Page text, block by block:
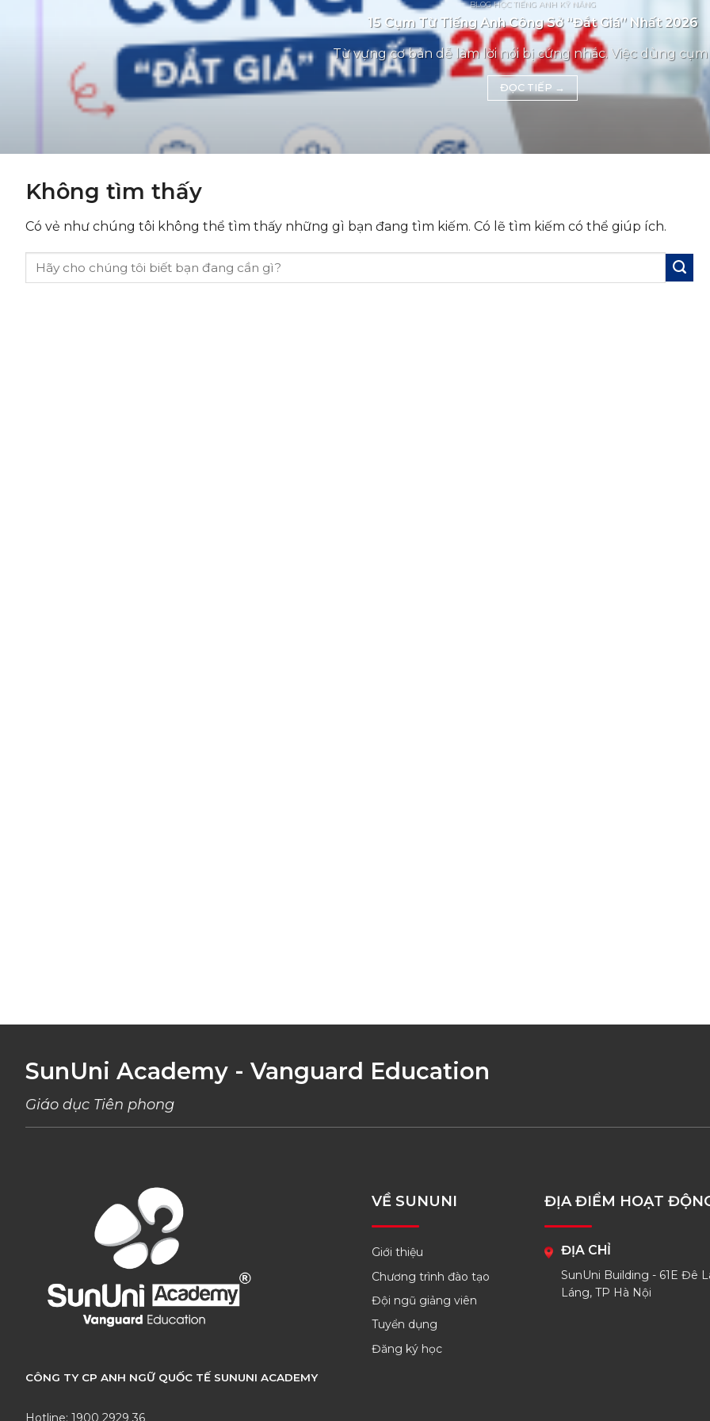
BLOG HỌC TIẾNG ANH KỸ NĂNG
15 Cụm Từ Tiếng Anh Công Sở “Đắt Giá” Nhất 2026
Từ vựng cơ bản dễ làm lời nói bị cứng nhắc. Việc dùng cụm
ĐỌC TIẾP →
Không tìm thấy
Có vẻ như chúng tôi không thể tìm thấy những gì bạn đang tìm kiếm. Có lẽ tìm kiếm có thể giúp ích.
SunUni Academy - Vanguard Education
Giáo dục Tiên phong
CÔNG TY CP ANH NGỮ QUỐC TẾ SUNUNI ACADEMY
Hotline: 1900 2929 36
VỀ SUNUNI
Giới thiệu
Chương trình đào tạo
Đội ngũ giảng viên
Tuyển dụng
Đăng ký học
ĐỊA ĐIỂM HOẠT
ĐỊA CHỈ
SunUni Building - 61E Đê
Láng, TP Hà Nội